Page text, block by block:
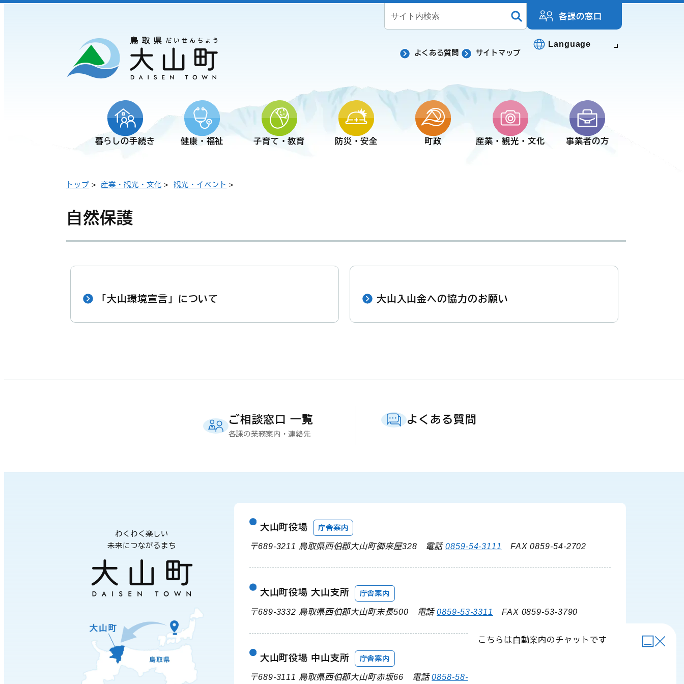
各課の窓口
よくある質問 サイトマップ
Language
暮らしの手続き 健康・福祉 子育て・教育 防災・安全 町政 産業・観光・文化 事業者の方
トップ>産業・観光・文化 >観光・イベント >
自然保護
「大山環境宣言」について 大山入山金への協力のお願い
ご相談窓口 一覧
各課の業務案内・連絡先
よくある質問
わくわく楽しい
未来につながるまち
大山町役場 庁舎案内
〒689-3211 鳥取県西伯郡大山町御来屋328 電話0859-54-3111 FAX 0859-54-2702
大山町役場 大山支所 庁舎案内
〒689-3332 鳥取県西伯郡大山町末長500 電話0859-53-3311 FAX 0859-53-3790
大山町役場 中山支所 庁舎案内
〒689-3111 鳥取県西伯郡大山町赤坂66 電話0858-58-6111
こちらは自動案内のチャットです